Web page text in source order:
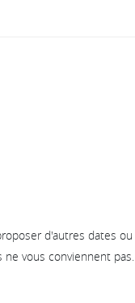
d'autres dates ou
ne vous conviennent pas.